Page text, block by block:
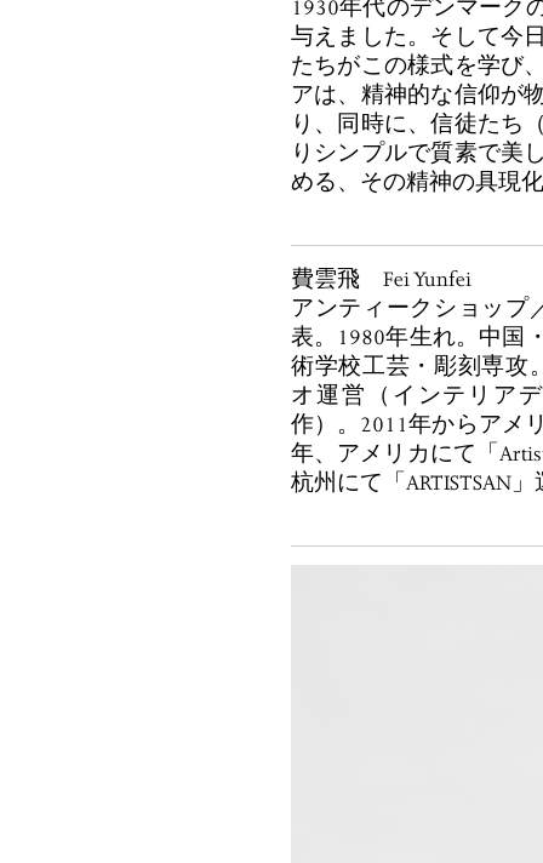
1930年代のデンマーク
与えました。そして今
たちがこの様式を学び
アは、精神的な信仰が
り、同時に、信徒たち
りシンプルで質素で美
める、その精神の具現
費雲飛 Fei Yunfei
アンティークショップ
表。1980年生れ。中国
術学校工芸・彫刻専攻
オ運営（インテリア
作）。2011年からアメ
年、アメリカにて「
杭州にて「ARTISTSAN